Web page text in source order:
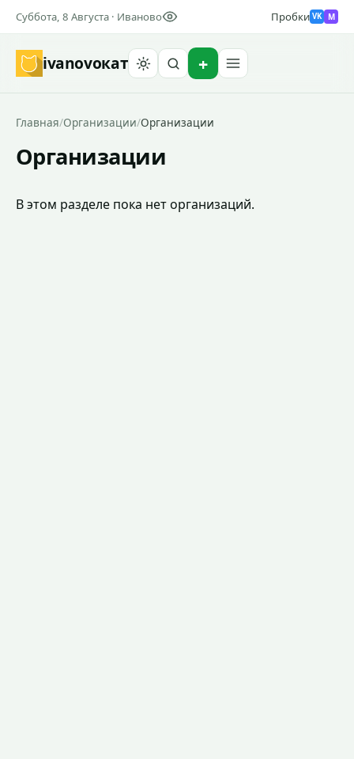
Суббота, 8 Августа · Иваново Пробки VK M
ivanovoкат
Главная/Организации/Организации
Организации
В этом разделе пока нет организаций.